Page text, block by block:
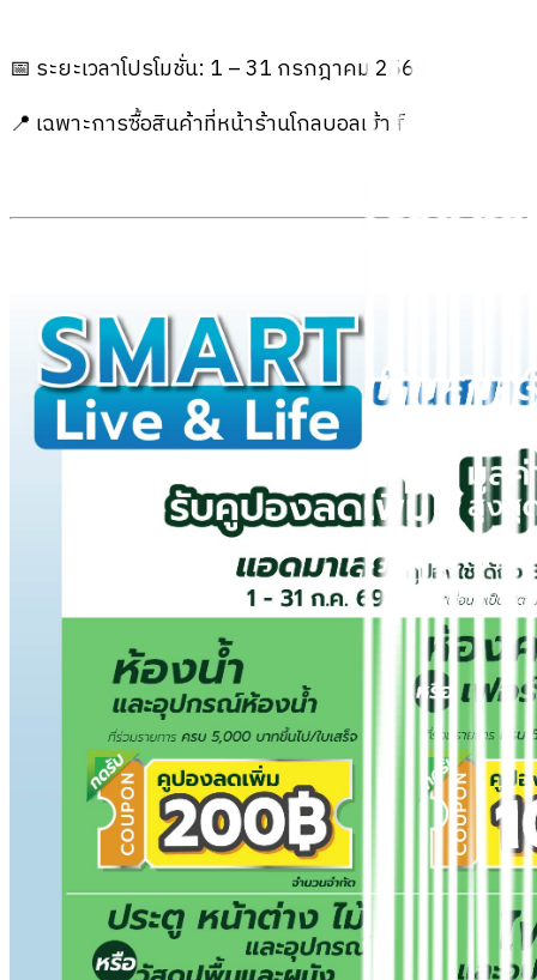
📅 ระยะเวลาโปรโมชั่น: 1 – 31 กรกฎาคม 2569
📍 เฉพาะการซื้อสินค้าที่หน้าร้านโกลบอลเฮ้าส์